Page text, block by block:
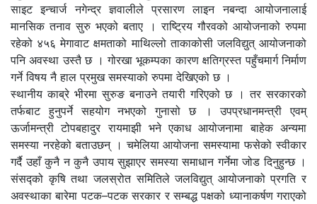
साइट इन्चार्ज नगेन्द्र ज्ञवालीले प्रसारण लाइन नबन्दा आयोजनालाई
मानसिक तनाव सुरु भएको बताए । राष्ट्रिय गौरवको आयोजनाको रुपमा
रहेको ४५६ मेगावाट क्षमताको माथिल्लो ताकाकोसी जलविद्युत् आयोजनाको
पनि अवस्था उस्तै छ । गोरखा भूकम्पका कारण क्षतिग्रस्त पहुँचमार्ग निर्माण
गर्ने विषय नै हाल प्रमुख समस्याको रुपमा देखिएको छ ।
स्थानीय काब्रे भीरमा सुरुङ बनाउने तयारी गरिएको छ । तर सरकारको
तर्फबाट हुनुपर्ने सहयोग नभएको गुनासो छ । उपप्रधानमन्त्री एवम्
ऊर्जामन्त्री टोपबहादुर रायमाझी भने एकाध आयोजनामा बाहेक अन्यमा
समस्या नरहेको बताउछन् । चमेलिया आयोजना समस्यामा फसेको स्वीकार
गर्दै उहाँ कुनै न कुनै उपाय सुझाएर समस्या समाधान गर्नेमा जोड दिनुहुन्छ ।
संसद्को कृषि तथा जलस्रोत समितिले जलविद्युत् आयोजनाको प्रगति र
अवस्थाका बारेमा पटक–पटक सरकार र सम्बद्ध पक्षको ध्यानाकर्षण गराएको